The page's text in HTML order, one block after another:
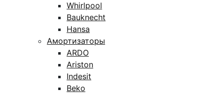
Whirlpool
Bauknecht
Hansa
Амортизаторы
ARDO
Ariston
Indesit
Beko